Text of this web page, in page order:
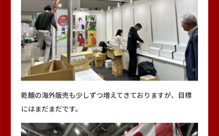
乾麺の海外販売も少しずつ増えてきておりますが、目標
にはまだまだです。